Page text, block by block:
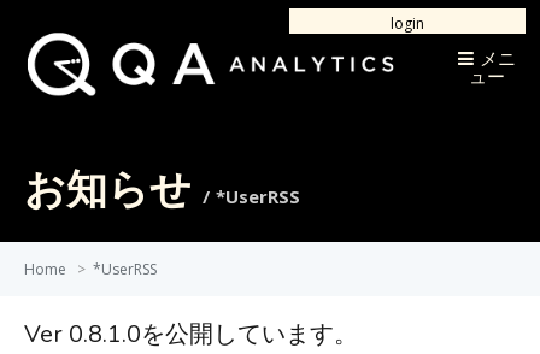
login
メニ
ュー
お知らせ *UserRSS
Home > *UserRSS
Ver 0.8.1.0を公開しています。